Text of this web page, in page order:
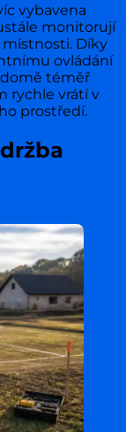
vybavena
monitorují
Díky
ovládání
téměř
rychle vrátí v
prostředí.